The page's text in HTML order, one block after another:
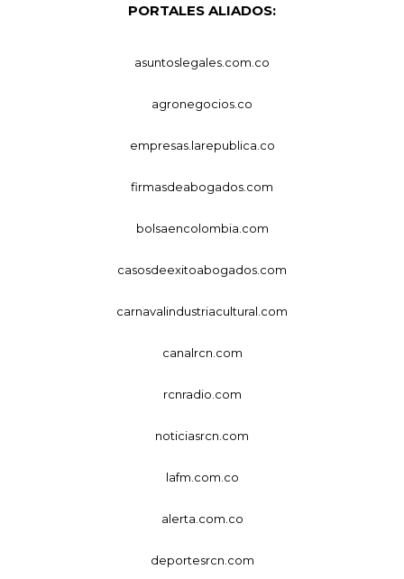
PORTALES ALIADOS:
asuntoslegales.com.co
agronegocios.co
empresas.larepublica.co
firmasdeabogados.com
bolsaencolombia.com
casosdeexitoabogados.com
carnavalindustriacultural.com
canalrcn.com
rcnradio.com
noticiasrcn.com
lafm.com.co
alerta.com.co
deportesrcn.com